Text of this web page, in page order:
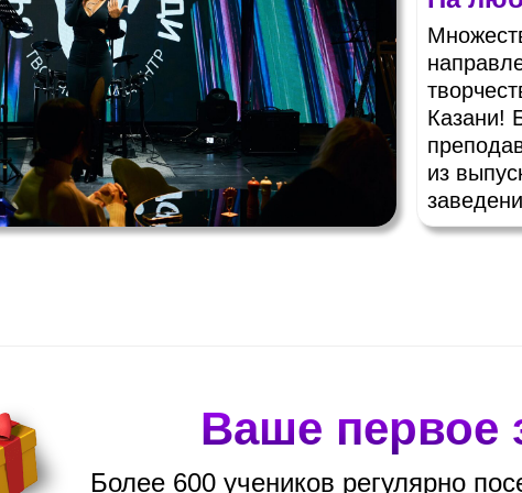
Казани!
из
Более 600 учеников регулярно
Ваше первое